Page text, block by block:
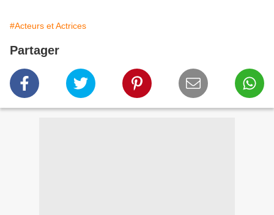
#Acteurs et Actrices
Partager